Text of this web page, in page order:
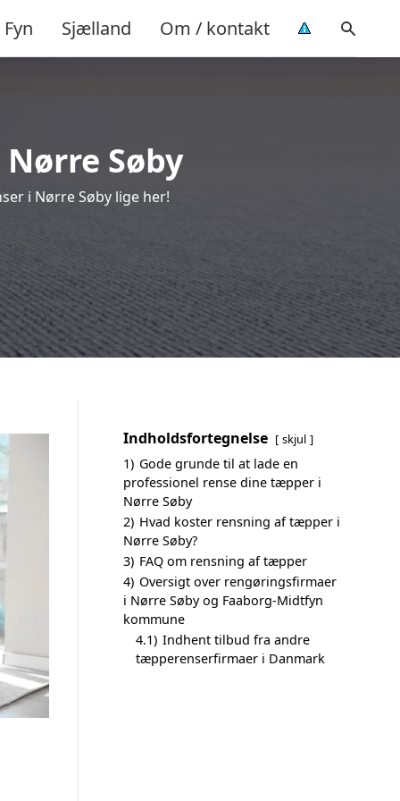
Fyn Sjælland Om / kontakt
Søby
i Nørre Søby lige her!
Indholdsfortegnelse skjul
1) Gode grunde til at lade en
professionel rense dine tæpper i
Nørre Søby
2) Hvad koster rensning af tæpper i
Nørre Søby?
3) FAQ om rensning af tæpper
4) Oversigt over rengøringsfirmaer
i Nørre Søby og Faaborg-Midtfyn
kommune
4.1) Indhent tilbud fra andre
tæpperenserfirmaer i Danmark